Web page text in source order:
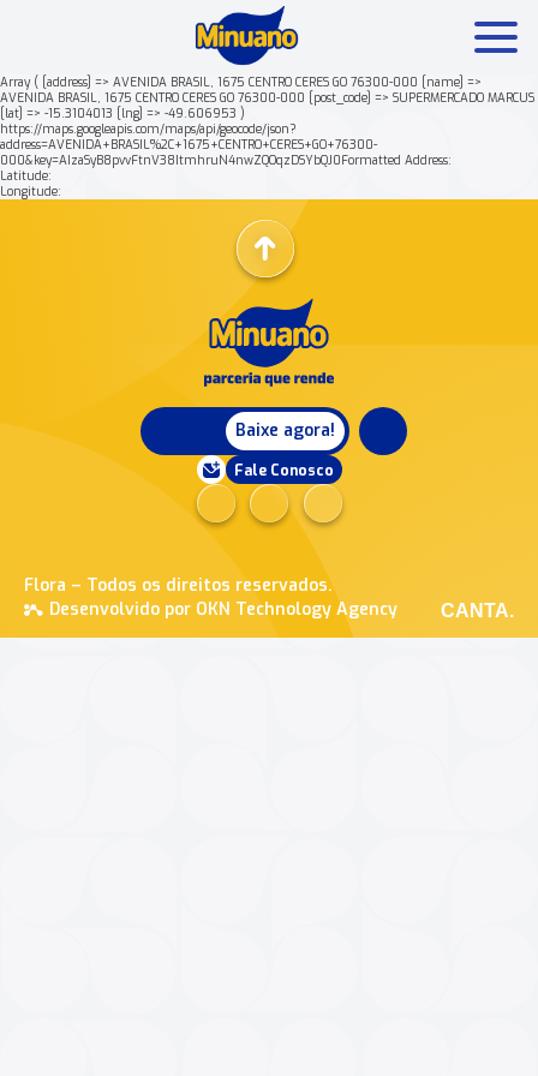
Array ( [address] => AVENIDA BRASIL, 1675 CENTRO CERES GO 76300-000 [name] =>
AVENIDA BRASIL, 1675 CENTRO CERES GO 76300-000 [post_code] => SUPERMERCADO MARCUS
[lat] => -15.3104013 [lng] => -49.606953 )
https://maps.googleapis.com/maps/api/geocode/json?
address=AVENIDA+BRASIL%2C+1675+CENTRO+CERES+GO+76300-
000&key=AIzaSyB8pvvFtnV38ItmhruN4nwZQOqzDSYbQJ0Formatted Address:
Latitude:
Longitude:
Baixe agora!
Fale Conosco
Flora – Todos os direitos reservados.
Desenvolvido por OKN Technology Agency
CANTA.
Mais buscados: Produtos Minuano Rende +
Nossa história